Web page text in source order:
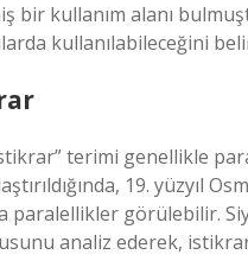
bir kullanım alanı
kullanılabileceğini
terimi genellikle
19. yüzyıl
paralellikler görülebilir.
analiz ederek,